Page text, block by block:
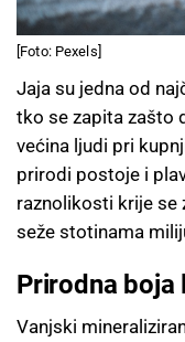
[Foto: Pexels]
Jaja su jedna od
tko se zapita zašto
većina ljudi pri
prirodi postoje i
raznolikosti krije se
seže stotinama
Prirodna boja
Vanjski